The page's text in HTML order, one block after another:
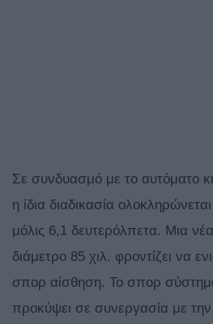
Σε συνδυασμό με το αυτόματο
η ίδια διαδικασία
μόλις 6,1 δευτερόλπετα. Μια
διάμετρο 85 χιλ. φροντίζει να
σπορ αίσθηση. Το σπορ
προκύψει σε συνεργασία με